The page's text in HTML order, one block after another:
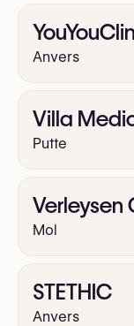
Anvers
Villa
Putte
Verleysen
Mol
STETHIC
Anvers